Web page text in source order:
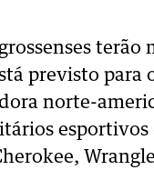
terão
previsto para
norte-
esportivos